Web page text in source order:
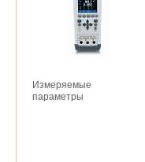
Измеряемые
параметры